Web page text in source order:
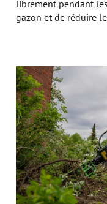
librement pendant
gazon et de réduire